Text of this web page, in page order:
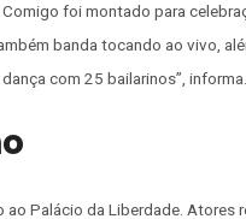
foi montado para
banda tocando ao vivo,
com 25 bailarinos”, informa.
ao Palácio da Liberdade. Atores